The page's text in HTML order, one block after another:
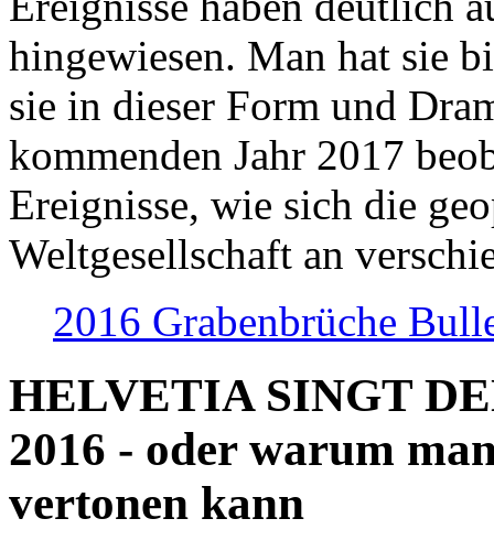
hingewiesen. Man hat sie
sie in dieser Form und
kommenden Jahr 2017
Ereignisse, wie sich die
Weltgesellschaft an
2016 Grabenbrüche
HELVETIA SINGT
2016 - oder warum
vertonen kann